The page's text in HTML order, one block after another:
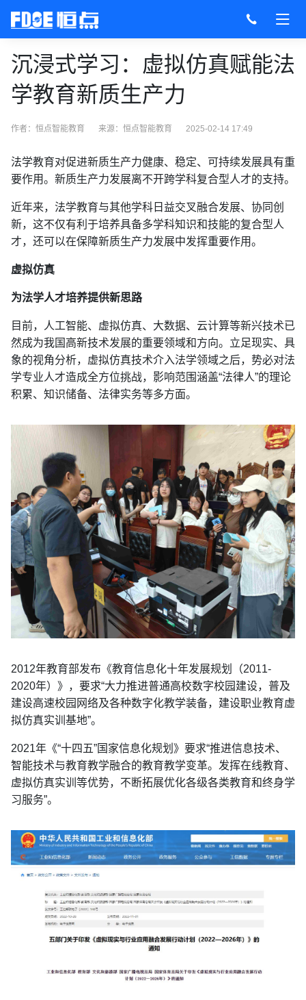
沉浸式学习：虚拟仿真赋能法
学教育新质生产力
作者：恒点智能教育 来源： 恒点智能教育 2025-02-14 17:49
法学教育对促进新质生产力健康、稳定、可持续发展具有重
要作用。新质生产力发展离不开跨学科复合型人才的支持。
近年来，法学教育与其他学科日益交叉融合发展、协同创
新，这不仅有利于培养具备多学科知识和技能的复合型人
才，还可以在保障新质生产力发展中发挥重要作用。
虚拟仿真
为法学人才培养提供新思路
目前，人工智能、虚拟仿真、大数据、云计算等新兴技术已
然成为我国高新技术发展的重要领域和方向。立足现实、具
象的视角分析，虚拟仿真技术介入法学领域之后，势必对法
学专业人才造成全方位挑战，影响范围涵盖“法律人”的理论
积累、知识储备、法律实务等多方面。
2012年教育部发布《教育信息化十年发展规划（2011-
2020年）》，要求“大力推进普通高校数字校园建设，普及
建设高速校园网络及各种数字化教学装备，建设职业教育虚
拟仿真实训基地”。
2021年《“十四五”国家信息化规划》要求“推进信息技术、
智能技术与教育教学融合的教育教学变革。发挥在线教育、
虚拟仿真实训等优势，不断拓展优化各级各类教育和终身学
习服务”。